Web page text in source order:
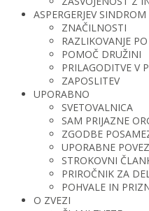
ASPERGERJEV SINDROM
ZNAČILNOSTI
RAZLIKOVANJE
POMOČ DRUŽINI
PRILAGODITVE V
ZAPOSLITEV
UPORABNO
SVETOVALNICA
SAM PRIJAZNE
ZGODBE
UPORABNE
STROKOVNI
PRIROČNIK ZA
POHVALE IN
O ZVEZI